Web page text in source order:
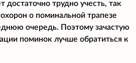
достаточно трудно учесть, так
о поминальной трапезе
очередь. Поэтому зачастую
поминок лучше обратиться к